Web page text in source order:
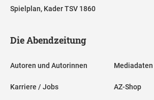
Spielplan, Kader TSV 1860
Die Abendzeitung
Autoren und Autorinnen
Karriere / Jobs
Mediadaten
AZ-Shop